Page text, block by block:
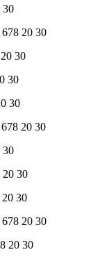
30
678 20 30
30
30
30
678 20 30
30
20 30
20 30
678 20 30
20 30